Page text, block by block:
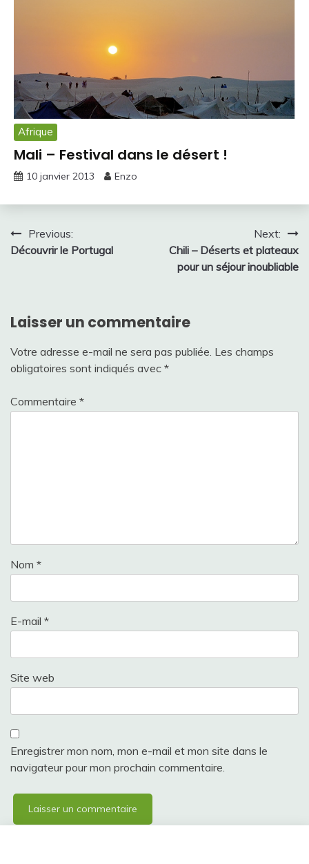
Afrique
Mali – Festival dans le désert !
10 janvier 2013 Enzo
Navigation
de
Previous:
Découvrir le Portugal
Next:
Chili – Déserts et plateaux
pour un séjour inoubliable
Laisser un commentaire
Votre adresse e-mail ne sera pas publiée. Les champs
obligatoires sont indiqués avec *
Commentaire *
Nom *
E-mail *
Site web
Enregistrer mon nom, mon e-mail et mon site dans le
navigateur pour mon prochain commentaire.